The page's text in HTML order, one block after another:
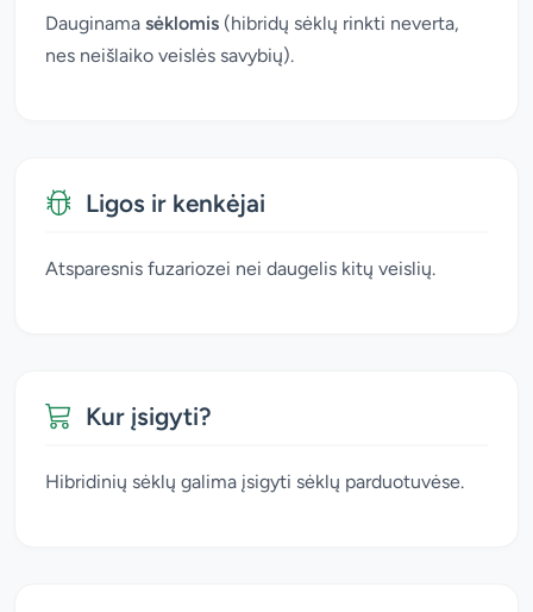
Dauginama sėklomis (hibridų sėklų rinkti neverta,
nes neišlaiko veislės savybių).
Ligos ir kenkėjai
Atsparesnis fuzariozei nei daugelis kitų veislių.
Kur įsigyti?
Hibridinių sėklų galima įsigyti sėklų parduotuvėse.